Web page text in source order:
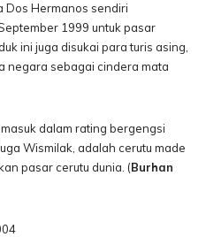
Dos Hermanos sendiri
1999 untuk pasar
ini juga disukai para turis asing,
negara sebagai cindera mata
dalam rating bergengsi
Wismilak, adalah cerutu made
pasar cerutu dunia. (Burhan